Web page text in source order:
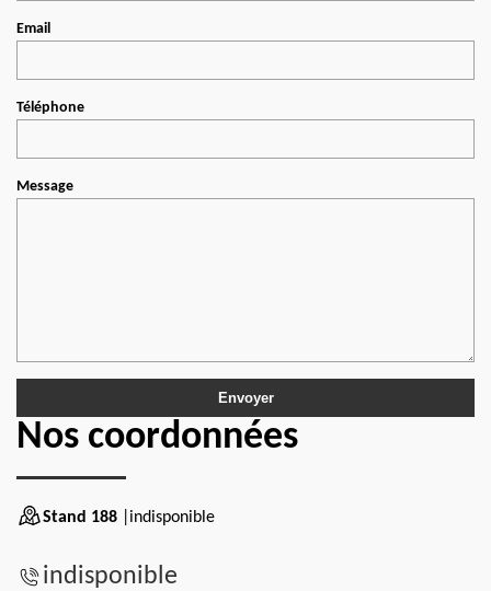
Email
Téléphone
Message
Nos coordonnées
Stand 188 |indisponible
indisponible